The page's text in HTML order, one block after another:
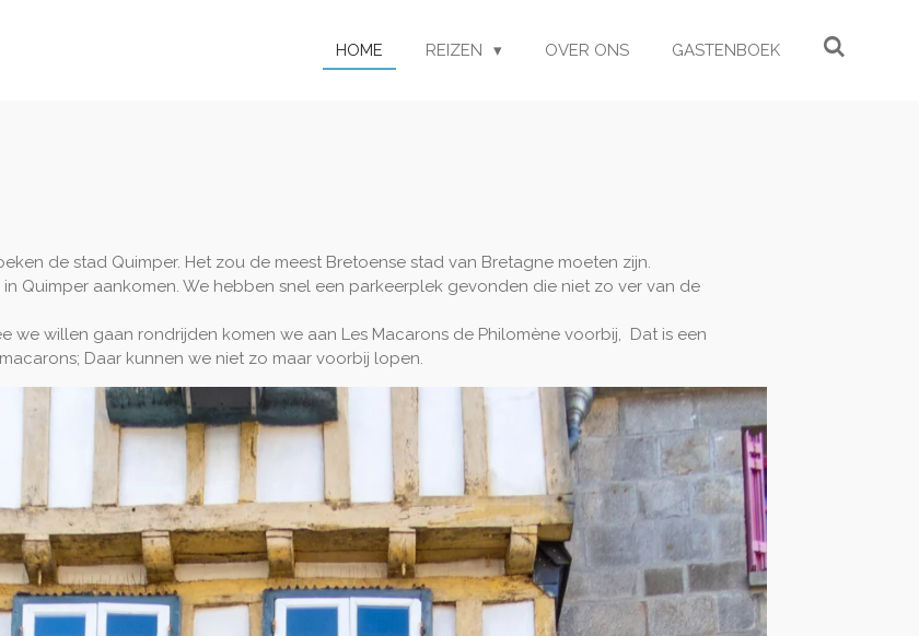
HOME REIZEN OVER ONS GASTENBOEK
de stad Quimper. Het zou de meest Bretoense stad van Bretagne moeten zijn.
Quimper aankomen. We hebben snel een parkeerplek gevonden die niet zo ver van de
we willen gaan rondrijden komen we aan Les Macarons de Philomène voorbij, Dat is een
Daar kunnen we niet zo maar voorbij lopen.